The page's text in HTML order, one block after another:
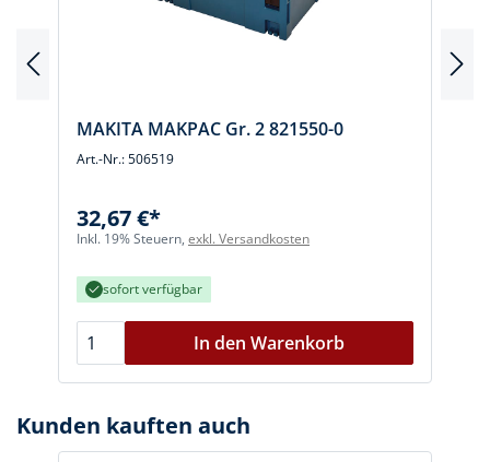
MAKITA MAKPAC Gr. 2 821550-0
Art.-Nr.: 506519
32,67 €*
Inkl. 19% Steuern, exkl. Versandkosten
sofort verfügbar
In den Warenkorb
Kunden kauften auch